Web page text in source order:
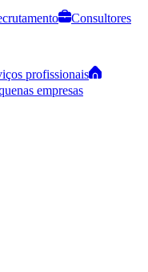
Consultores
profissionais
empresas